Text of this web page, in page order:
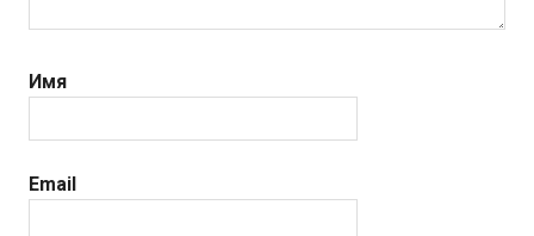
Имя
Email